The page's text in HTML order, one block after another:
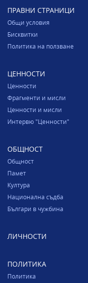
ПРАВНИ СТРАНИЦИ
Общи условия
Бисквитки
Политика на ползване
ЦЕННОСТИ
Ценности
Фрагменти и мисли
Ценности и мисли
Интервю "Ценности"
ОБЩНОСТ
Общност
Памет
Култура
Национална съдба
Българи в чужбина
ЛИЧНОСТИ
ПОЛИТИКА
Политика